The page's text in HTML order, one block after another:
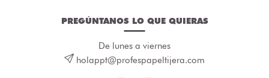
PREGÚNTANOS LO QUE QUIERAS
De lunes a viernes
holappt@profespapeltijera.com